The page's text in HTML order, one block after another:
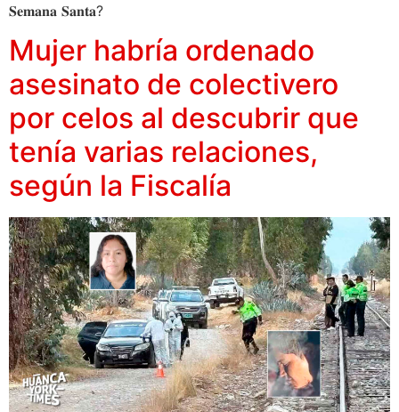
𝐒𝐞𝐦𝐚𝐧𝐚 𝐒𝐚𝐧𝐭𝐚?
Mujer habría ordenado
asesinato de colectivero
por celos al descubrir que
tenía varias relaciones,
según la Fiscalía